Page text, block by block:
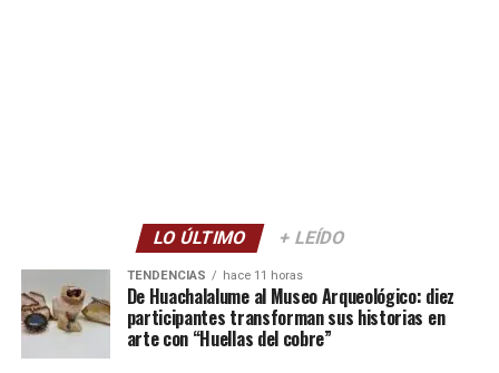
LO ÚLTIMO + LEÍDO
TENDENCIAS hace 11 horas
De Huachalalume al Museo Arqueológico: diez
participantes transforman sus historias en
arte con “Huellas del cobre”